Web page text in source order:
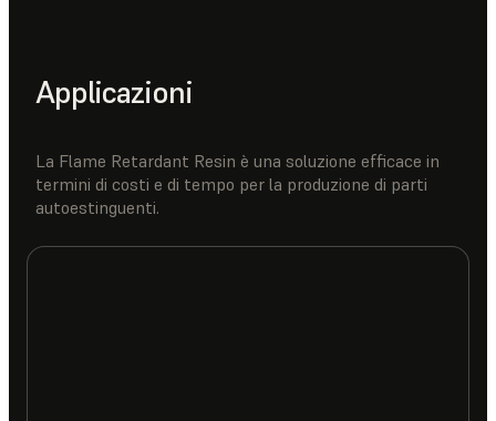
Applicazioni
La Flame Retardant Resin è una soluzione efficace in
termini di costi e di tempo per la produzione di parti
autoestinguenti.